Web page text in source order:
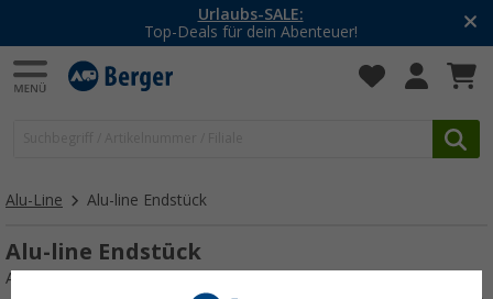
Urlaubs-SALE:
Top-Deals für dein Abenteuer!
Alu-Line Alu-line Endstück
Alu-line Endstück
Art.-Nr.: 104263